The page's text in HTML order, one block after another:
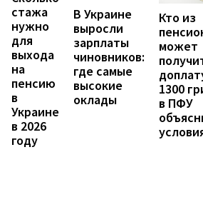
стажа
нужно
для
выхода
на
пенсию
в
Украине
в 2026
году
В Украине
выросли
зарплаты
чиновников:
где самые
высокие
оклады
Кто из
может
1300
в ПФУ